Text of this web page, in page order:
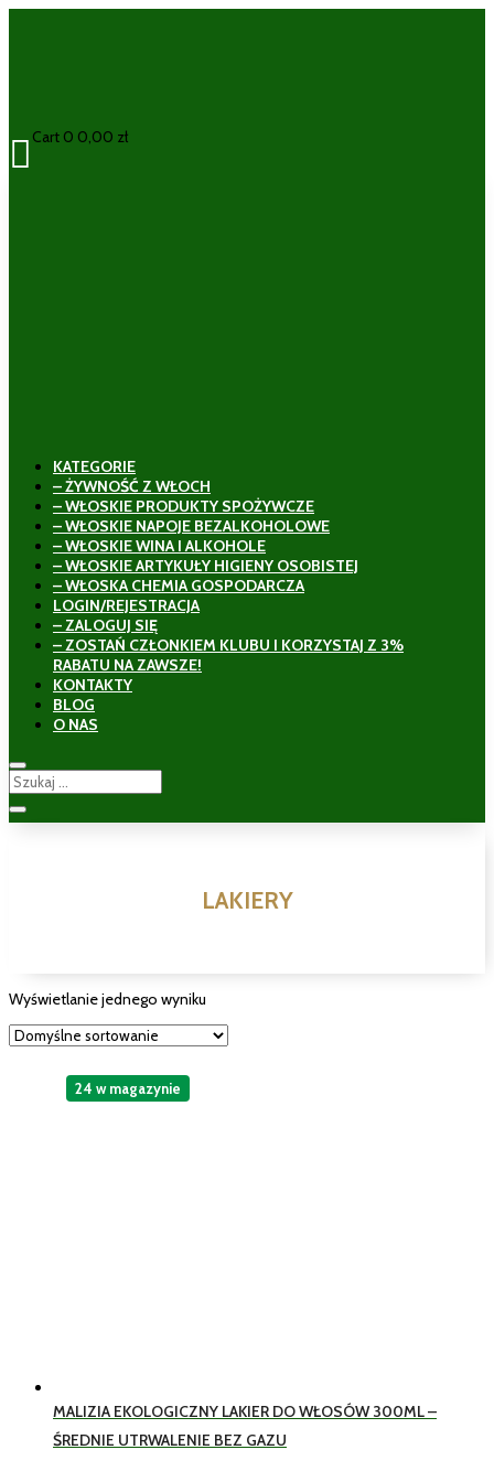
 Cart 0 0,00 zł
KATEGORIE
– ŻYWNOŚĆ Z WŁOCH
– WŁOSKIE PRODUKTY SPOŻYWCZE
– WŁOSKIE NAPOJE BEZALKOHOLOWE
– WŁOSKIE WINA I ALKOHOLE
– WŁOSKIE ARTYKUŁY HIGIENY OSOBISTEJ
– WŁOSKA CHEMIA GOSPODARCZA
LOGIN/REJESTRACJA
– ZALOGUJ SIĘ
– ZOSTAŃ CZŁONKIEM KLUBU I KORZYSTAJ Z 3%
RABATU NA ZAWSZE!
KONTAKTY
BLOG
O NAS
LAKIERY
Wyświetlanie jednego wyniku
MALIZIA EKOLOGICZNY LAKIER DO WŁOSÓW 300ML –
ŚREDNIE UTRWALENIE BEZ GAZU
24 w magazynie